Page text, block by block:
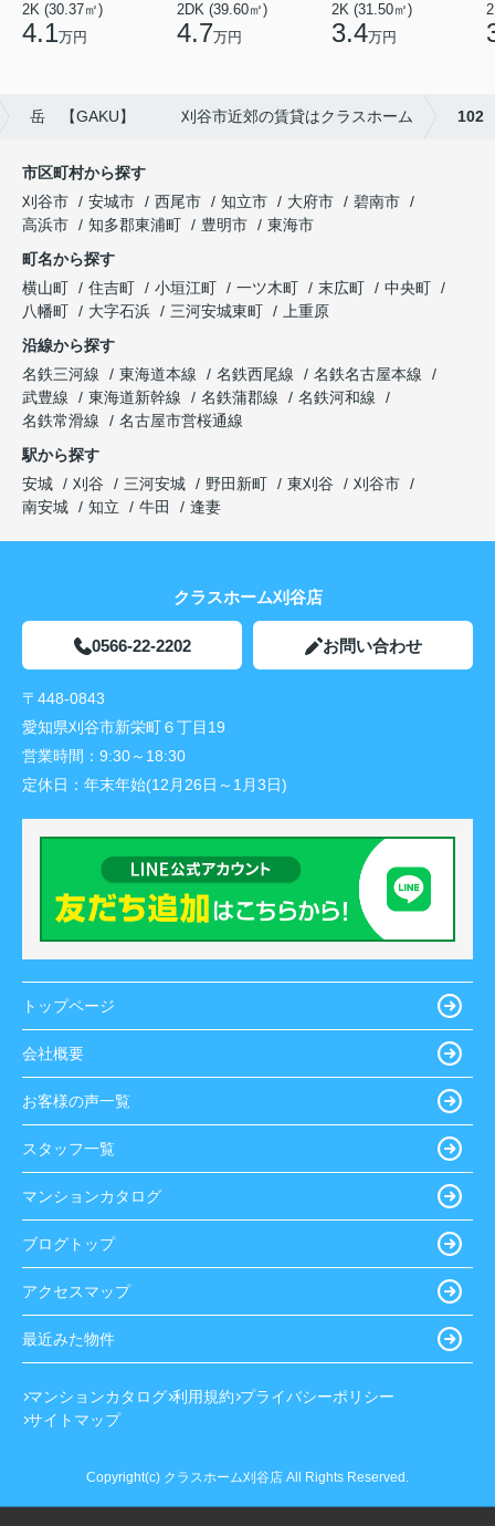
2K (30.37㎡)
4.1万円
2DK (39.60㎡)
4.7万円
2K (31.50㎡)
3.4万円
岳 【GAKU】 刈谷市近郊の賃貸はクラスホーム 102
市区町村から探す
刈谷市
安城市 西尾市 知立市 大府市
碧南市
高浜市
知多郡東浦町 豊明市
東海市
町名から探す
横山町
住吉町 小垣江町 一ツ木町 末広町
中央町
八幡町
大字石浜 三河安城東町
上重原
沿線から探す
名鉄三河線
東海道本線 名鉄西尾線
名鉄名古屋本線
武豊線
東海道新幹線 名鉄蒲郡線
名鉄河和線
名鉄常滑線
名古屋市営桜通線
駅から探す
安城
刈谷 三河安城 野田新町 東刈谷
刈谷市
南安城
知立 牛田 逢妻
クラスホーム刈谷店
0566-22-2202 お問い合わせ
〒448-0843
愛知県刈谷市新栄町６丁目19
営業時間： 9:30～18:30
定休日： 年末年始(12月26日～1月3日)
トップページ
会社概要
お客様の声一覧
スタッフ一覧
マンションカタログ
ブログトップ
アクセスマップ
最近みた物件
マンションカタログ 利用規約 プライバシーポリシー
サイトマップ
Copyright(c) クラスホーム刈谷店 All Rights Reserved.